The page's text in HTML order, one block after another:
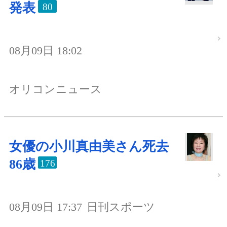
発表
80
08月09日 18:02
オリコンニュース
女優の小川真由美さん死去
86歳 176
08月09日 17:37 日刊スポーツ